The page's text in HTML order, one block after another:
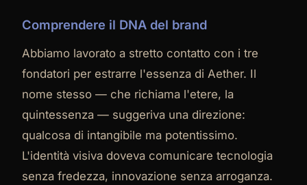
Comprendere il DNA del brand
Abbiamo lavorato a stretto contatto con i tre
fondatori per estrarre l'essenza di Aether. Il
nome stesso — che richiama l'etere, la
quintessenza — suggeriva una direzione:
qualcosa di intangibile ma potentissimo.
L'identità visiva doveva comunicare tecnologia
senza fredezza, innovazione senza arroganza.